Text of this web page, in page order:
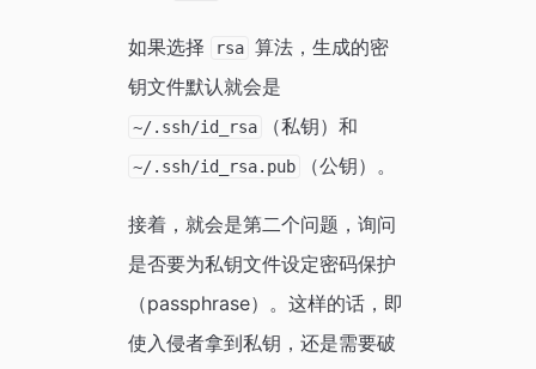
如果选择 rsa 算法，生成的密
钥文件默认就会是
~/.ssh/id_rsa （私钥）和
~/.ssh/id_rsa.pub （公钥）。
接着，就会是第二个问题，询问
是否要为私钥文件设定密码保护
（passphrase）。这样的话，即
使入侵者拿到私钥，还是需要破